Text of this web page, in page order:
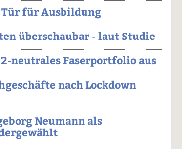
für Ausbildung
überschaubar - laut Studie
neutrales Faserportfolio aus
nach Lockdown
Neumann als